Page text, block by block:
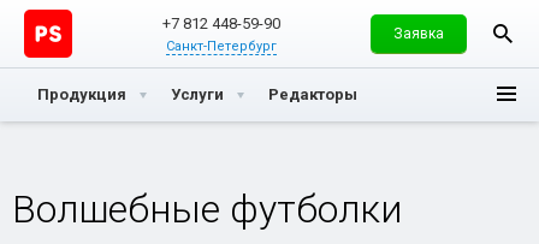
+7 812 448-59-90
Санкт-Петербург
Заявка
Продукция Услуги Редакторы
Волшебные футболки